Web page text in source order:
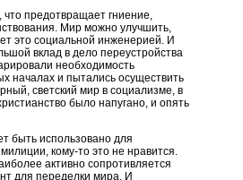
что предотвращает гниение,
Мир можно улучшить,
это социальной инженерией. И
вклад в дело переустройства
необходимость
началах и пытались осуществить
светский мир в социализме, в
было напугано, и опять
быть использовано для
кому-то это не нравится.
активно сопротивляется
для переделки мира. И